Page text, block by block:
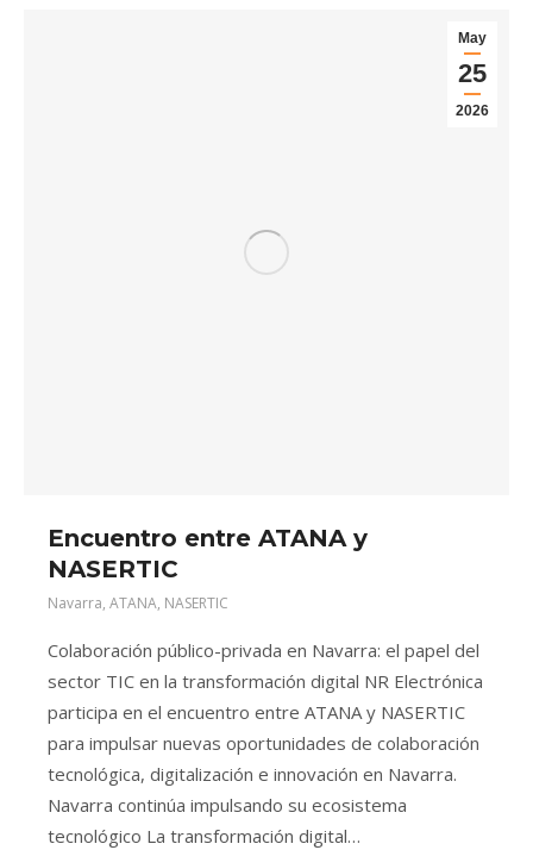
May
25
2026
Encuentro entre ATANA y
NASERTIC
Navarra, ATANA, NASERTIC
Colaboración público-privada en Navarra: el papel del
sector TIC en la transformación digital NR Electrónica
participa en el encuentro entre ATANA y NASERTIC
para impulsar nuevas oportunidades de colaboración
tecnológica, digitalización e innovación en Navarra.
Navarra continúa impulsando su ecosistema
tecnológico La transformación digital…